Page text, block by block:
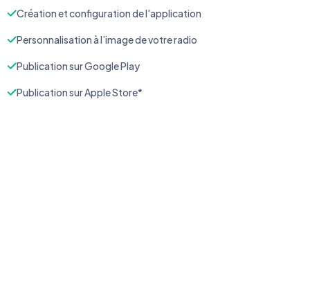
Création et configuration de l'application
Personnalisation à l’image de votre radio
Publication sur Google Play
Publication sur Apple Store*